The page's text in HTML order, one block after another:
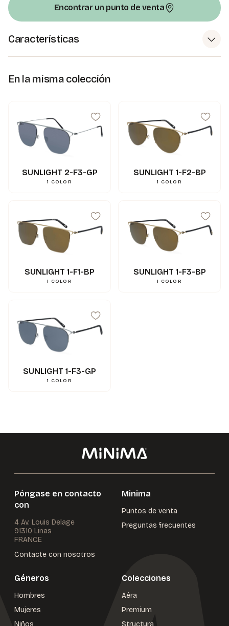
Encontrar un punto de venta
Características
47 mm
ED mm
mm
Base de cristal 4
0.000000
En la misma colección
SUNLIGHT 2-F3-GP
1 COLOR
SUNLIGHT 1-F2-BP
1 COLOR
SUNLIGHT 1-F1-BP
1 COLOR
SUNLIGHT 1-F3-BP
1 COLOR
SUNLIGHT 1-F3-GP
1 COLOR
Póngase en contacto
con
4 Av. Louis Delage
91310 Linas
FRANCE
Contacte con nosotros
Minima
Puntos de venta
Preguntas frecuentes
Géneros
Hombres
Mujeres
Colecciones
Aéra
Premium